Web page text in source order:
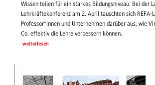
Wissen teilen für ein starkes Bildungsniveau: Bei der
Lehrkräftekonferenz am 2. April tauschten sich REFA-
Professor*innen und Unternehmen darüber aus, wie
Co. effektiv die Lehre verbessern können.
weiterlesen